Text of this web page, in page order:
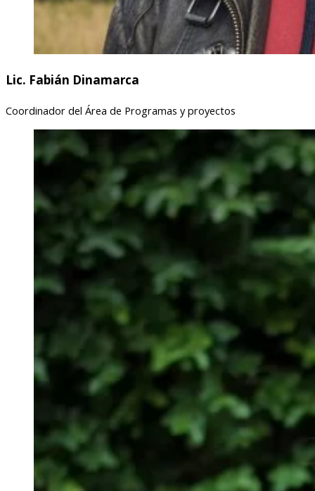
Lic. Fabián Dinamarca
Coordinador del Área de Programas y proyectos